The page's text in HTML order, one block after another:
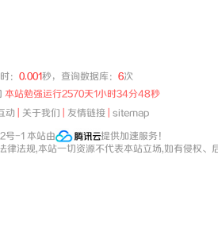
： 0.001秒，查询数据库： 6次
本站勉强运行2570天1小时34分48秒
动 关于我们 友情链接| sitemap
号-1 本站由
提供加速服务！
法规,本站一切资源不代表本站立场,如有侵权、